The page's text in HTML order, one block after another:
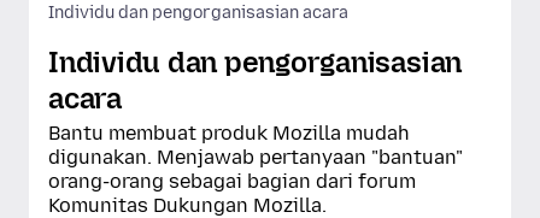
Individu dan pengorganisasian acara
Individu dan pengorganisasian
acara
Bantu membuat produk Mozilla mudah
digunakan. Menjawab pertanyaan "bantuan"
orang-orang sebagai bagian dari forum
Komunitas Dukungan Mozilla.